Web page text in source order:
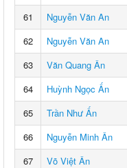
61
Nguyễn Văn An
62
Nguyễn Văn An
63
Văn Quang Ân
64
Huỳnh Ngọc Ấn
65
Trần Như Ấn
66
Nguyễn Minh Ân
67
Võ Việt Ân